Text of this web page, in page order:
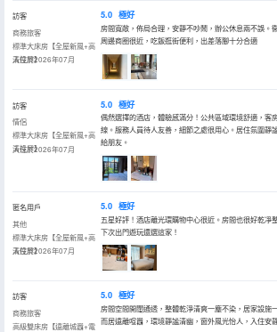
訪客
商務旅客
標準大床房【全屋新風+高
清投屏】
入住於2026年07月
5.0 極好
房間寬敞，佈局合理，安靜不吵鬧，辦公休息兩不誤。
周邊商圈很近，吃飯逛街便利，出差落腳十分合適
訪客
情侶
標準大床房【全屋新風+高
清投屏】
入住於2026年07月
5.0 極好
偶然選擇的酒店，體驗感滿分！公共區域環境舒適，客
線。服務人員待人友善，細節之處很用心。居住氛圍靜
給朋友。
匿名用戶
其他
標準大床房【全屋新風+高
清投屏】
入住於2026年07月
5.0 極好
五星好評！酒店離光環購物中心很近。房間也很好乾凈
下次出門遊玩還選這家！
訪客
商務旅客
高級雙床房【遠離城囂+電
5.0 極好
房間空間開闊通透，整體乾淨清爽一塵不染，居家設施
而居遠離喧囂，環境靜謐清幽，窗外風光怡人，入住安